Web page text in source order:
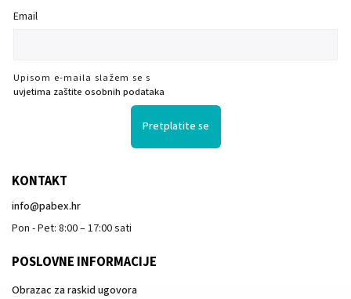
Email
Upisom e-maila slažem se s
uvjetima zaštite osobnih podataka
Pretplatite se
KONTAKT
info@pabex.hr
Pon - Pet: 8:00 – 17:00 sati
POSLOVNE INFORMACIJE
Obrazac za raskid ugovora